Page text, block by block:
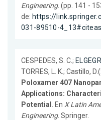
Engineering. (pp. 141 -
de: https://
031-89510-4_13#citeas
CESPEDES, S. C.;
TORRES, L. K.; Castillo,
Poloxamer 407
Applications:
Potential
. En X Latin
Engineering. Springer.